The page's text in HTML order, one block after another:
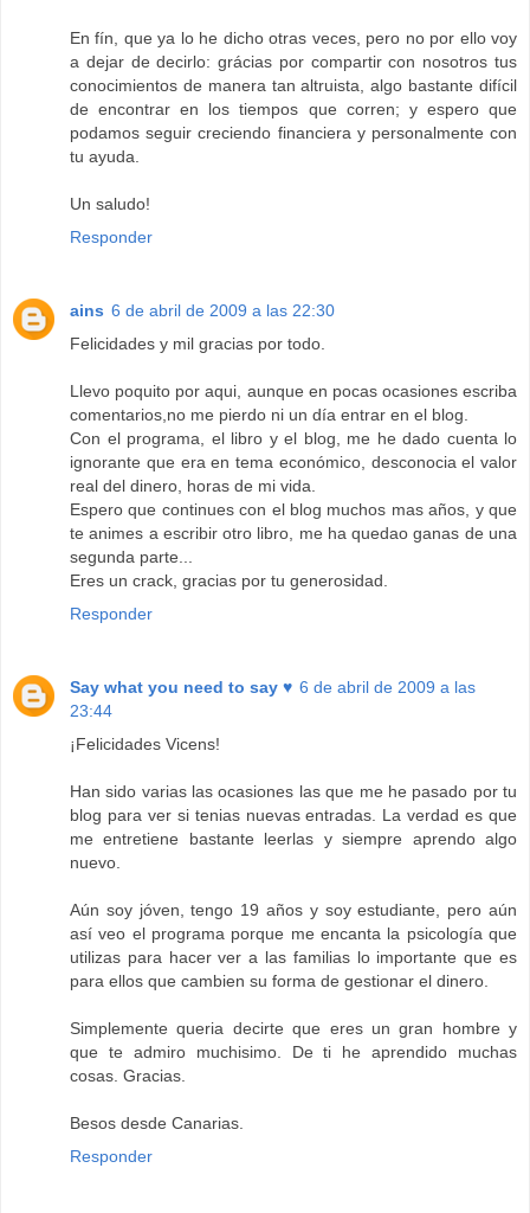
En fín, que ya lo he dicho otras veces, pero no por ello voy
a dejar de decirlo: grácias por compartir con nosotros tus
conocimientos de manera tan altruista, algo bastante difícil
de encontrar en los tiempos que corren; y espero que
podamos seguir creciendo financiera y personalmente con
tu ayuda.
Un saludo!
Responder
ains 6 de abril de 2009 a las 22:30
Felicidades y mil gracias por todo.
Llevo poquito por aqui, aunque en pocas ocasiones escriba
comentarios,no me pierdo ni un día entrar en el blog.
Con el programa, el libro y el blog, me he dado cuenta lo
ignorante que era en tema económico, desconocia el valor
real del dinero, horas de mi vida.
Espero que continues con el blog muchos mas años, y que
te animes a escribir otro libro, me ha quedao ganas de una
segunda parte...
Eres un crack, gracias por tu generosidad.
Responder
Say what you need to say ♥ 6 de abril de 2009 a las
23:44
¡Felicidades Vicens!
Han sido varias las ocasiones las que me he pasado por tu
blog para ver si tenias nuevas entradas. La verdad es que
me entretiene bastante leerlas y siempre aprendo algo
nuevo.
Aún soy jóven, tengo 19 años y soy estudiante, pero aún
así veo el programa porque me encanta la psicología que
utilizas para hacer ver a las familias lo importante que es
para ellos que cambien su forma de gestionar el dinero.
Simplemente queria decirte que eres un gran hombre y
que te admiro muchisimo. De ti he aprendido muchas
cosas. Gracias.
Besos desde Canarias.
Responder